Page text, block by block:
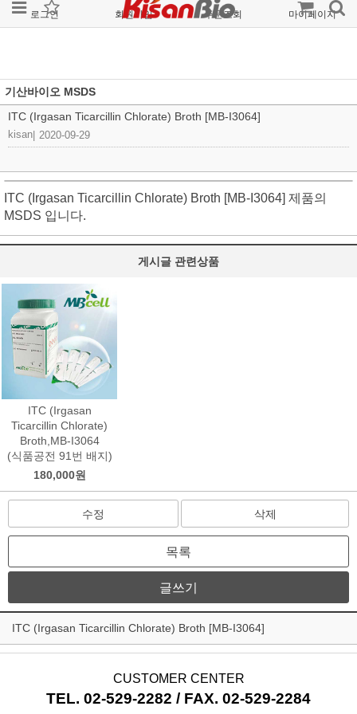
로그인 회원가입 주문조회 마이페이지
기산바이오 MSDS
ITC (Irgasan Ticarcillin Chlorate) Broth [MB-I3064]
kisan 2020-09-29
ITC (Irgasan Ticarcillin Chlorate) Broth [MB-I3064] 제품의
MSDS 입니다.
게시글 관련상품
ITC (Irgasan
Ticarcillin Chlorate)
Broth,MB-I3064
(식품공전 91번 배지)
180,000원
수정 삭제
목록
글쓰기
ITC (Irgasan Ticarcillin Chlorate) Broth [MB-I3064]
CUSTOMER CENTER
TEL. 02-529-2282 / FAX. 02-529-2284